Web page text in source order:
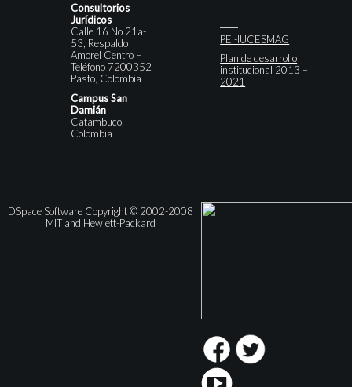
Consultorios
Jurídicos
Calle 16 No 21a-
53, Respaldo
Amorel Centro –
Teléfono 7200352
Pasto, Colombia
Campus San
Damián
Catambuco,
Colombia
PEI-IUCESMAG
Plan de desarrollo
institucional 2013 –
2021
DSpace Software Copyright © 2002-2008
MIT and Hewlett-Packard